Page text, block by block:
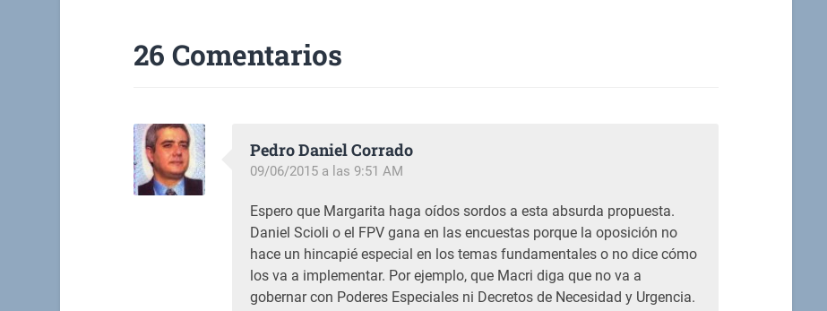
26 Comentarios
Pedro Daniel Corrado
09/06/2015 a las 9:51 AM
Espero que Margarita haga oídos sordos a esta absurda propuesta.
Daniel Scioli o el FPV gana en las encuestas porque la oposición no
hace un hincapié especial en los temas fundamentales o no dice cómo
los va a implementar. Por ejemplo, que Macri diga que no va a
gobernar con Poderes Especiales ni Decretos de Necesidad y Urgencia.